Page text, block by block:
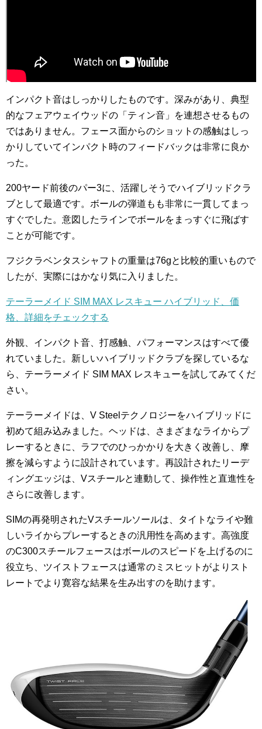
インパクト音はしっかりしたものです。深みがあり、典型
的なフェアウェイウッドの「ティン音」を連想させるもの
ではありません。フェース面からのショットの感触はしっ
かりしていてインパクト時のフィードバックは非常に良か
った。
200ヤード前後のパー3に、活躍しそうでハイブリッドクラ
ブとして最適です。ボールの弾道もも非常に一貫してまっ
すぐでした。意図したラインでボールをまっすぐに飛ばす
ことが可能です。
フジクラベンタスシャフトの重量は76gと比較的重いもので
したが、実際にはかなり気に入りました。
テーラーメイド SIM MAX レスキュー ハイブリッド、価
格、詳細をチェックする
外観、インパクト音、打感触、パフォーマンスはすべて優
れていました。新しいハイブリッドクラブを探しているな
ら、テーラーメイド SIM MAX レスキューを試してみてくだ
さい。
テーラーメイドは、V Steelテクノロジーをハイブリッドに
初めて組み込みました。ヘッドは、さまざまなライからプ
レーするときに、ラフでのひっかかりを大きく改善し、摩
擦を減らすように設計されています。再設計されたリーデ
ィングエッジは、Vスチールと連動して、操作性と直進性を
さらに改善します。
SIMの再発明されたVスチールソールは、タイトなライや難
しいライからプレーするときの汎用性を高めます。高強度
のC300スチールフェースはボールのスピードを上げるのに
役立ち、ツイストフェースは通常のミスヒットがよりスト
レートでより寛容な結果を生み出すのを助けます。